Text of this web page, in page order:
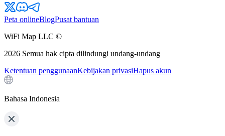
Peta onlineBlogPusat bantuan
WiFi Map LLC ©
2026 Semua hak cipta dilindungi undang-undang
Ketentuan penggunaanKebijakan privasiHapus akun
Bahasa Indonesia